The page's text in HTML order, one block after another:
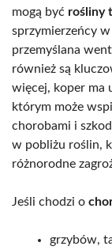
mogą być rośliny
sprzymierzeńcy
przemyślana
również są
więcej, koper ma
którym może
chorobami i
w pobliżu roślin,
różnorodne
Jeśli chodzi o
grzybów,